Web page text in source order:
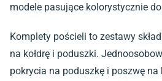
modele pasujące kolorystycznie
Komplety pościeli to zestawy
na kołdrę i poduszki.
pokrycia na poduszkę i poszwę na